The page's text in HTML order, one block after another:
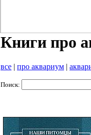
Книги про
все | про аквариум |
Поиск: